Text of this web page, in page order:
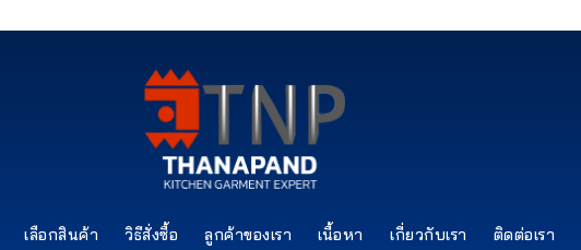
เลือกสินค้า วิธีสั่งซื้อ ลูกค้าของเรา เนื้อหา เกี่ยวกับเรา ติดต่อเรา